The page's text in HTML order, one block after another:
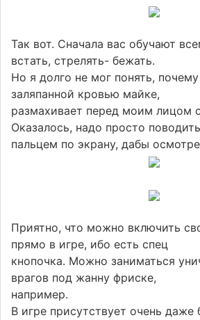
Так вот. Сначала вас обучают
встать, стрелять- бежать.
Но я долго не мог понять,
заляпанной кровью майке,
размахивает перед моим лицом
Оказалось, надо просто поводить
пальцем по экрану, дабы
Приятно, что можно включить
прямо в игре, ибо есть спец
кнопочка. Можно заниматься
врагов под жанну фриске,
например.
В игре присутствует очень